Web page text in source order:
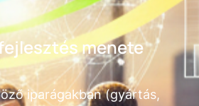
menete
iparágakban (gyártás,